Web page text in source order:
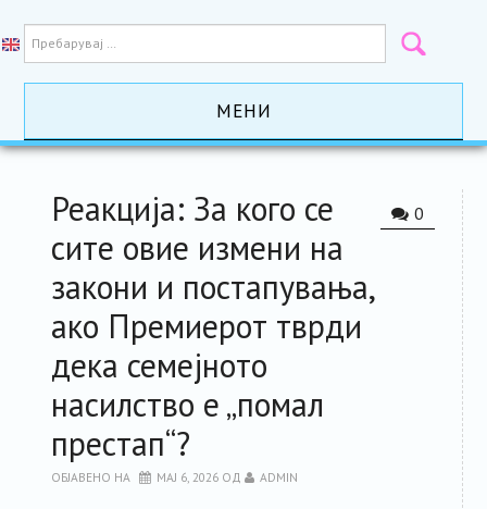
МЕНИ
АКТИВНОСТИ
РЕСУРСИ
ЗА ЧЛЕНКИТЕ
ФОРУМ
ЗА ПЛАТФОРМАТА
0
Реакција: За кого се
сите овие измени на
закони и постапувања,
ако Премиерот тврди
дека семејното
насилство е „помал
престап“?
ОБЈАВЕНО НА МАЈ 6, 2026 ОД ADMIN